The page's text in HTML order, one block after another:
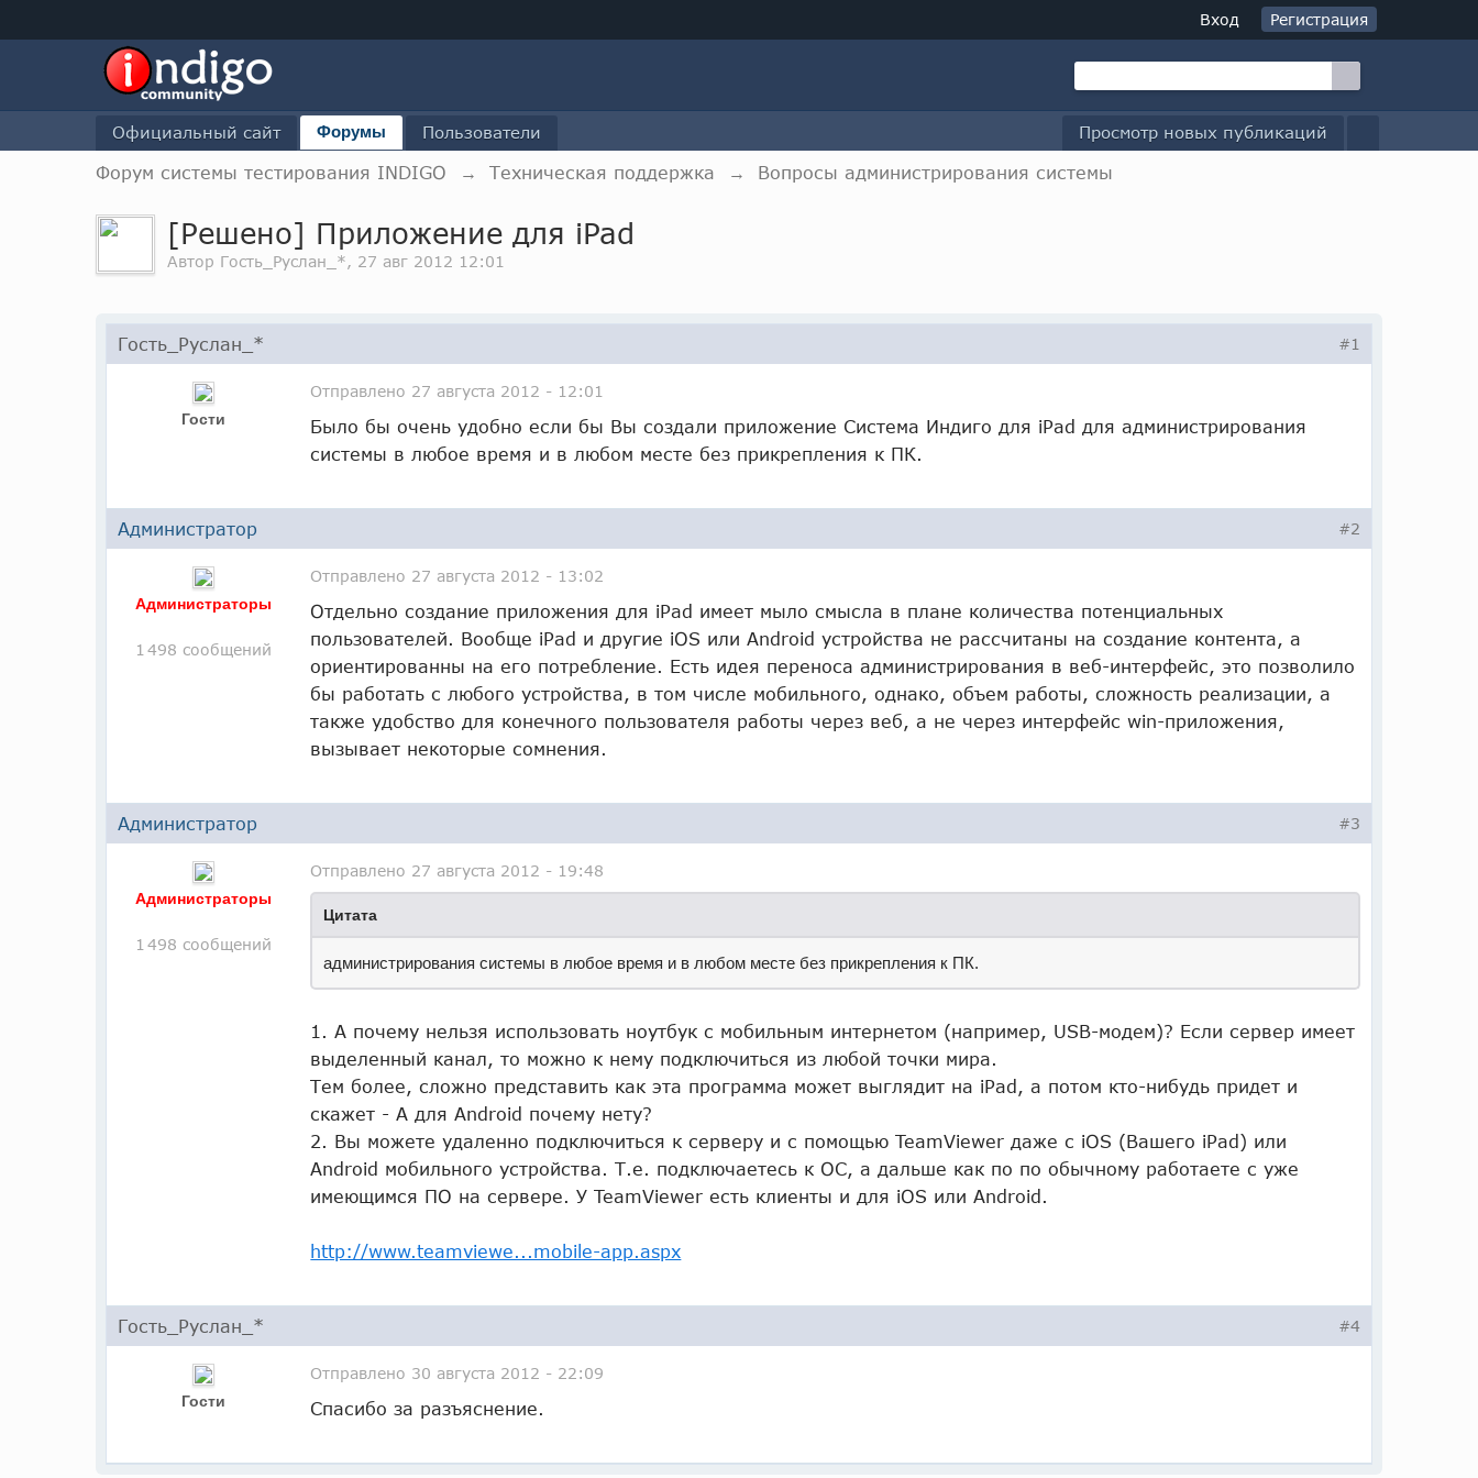
Вход Регистрация
Просмотр новых публикаций
Официальный сайт Форумы Пользователи
Форум системы тестирования INDIGO → Техническая поддержка → Вопросы администрирования системы
[Решено] Приложение для iPad
Автор Гость_Руслан_*, 27 авг 2012 12:01
#1
Гость_Руслан_*
Гости
Отправлено 27 августа 2012 - 12:01
Было бы очень удобно если бы Вы создали приложение Система Индиго для iPad для администрирования
системы в любое время и в любом месте без прикрепления к ПК.
#2
Администратор
Администраторы
1 498 сообщений
Отправлено 27 августа 2012 - 13:02
Отдельно создание приложения для iPad имеет мыло смысла в плане количества потенциальных
пользователей. Вообще iPad и другие iOS или Android устройства не рассчитаны на создание контента, а
ориентированны на его потребление. Есть идея переноса администрирования в веб-интерфейс, это позволило
бы работать с любого устройства, в том числе мобильного, однако, объем работы, сложность реализации, а
также удобство для конечного пользователя работы через веб, а не через интерфейс win-приложения,
вызывает некоторые сомнения.
#3
Администратор
Администраторы
1 498 сообщений
Отправлено 27 августа 2012 - 19:48
Цитата
администрирования системы в любое время и в любом месте без прикрепления к ПК.
1. А почему нельзя использовать ноутбук с мобильным интернетом (например, USB-модем)? Если сервер имеет
выделенный канал, то можно к нему подключиться из любой точки мира.
Тем более, сложно представить как эта программа может выглядит на iPad, а потом кто-нибудь придет и
скажет - А для Android почему нету?
2. Вы можете удаленно подключиться к серверу и с помощью TeamViewer даже с iOS (Вашего iPad) или
Android мобильного устройства. Т.е. подключаетесь к ОС, а дальше как по по обычному работаете с уже
имеющимся ПО на сервере. У TeamViewer есть клиенты и для iOS или Android.
http://www.teamviewe...mobile-app.aspx
#4
Гость_Руслан_*
Гости
Отправлено 30 августа 2012 - 22:09
Спасибо за разъяснение.